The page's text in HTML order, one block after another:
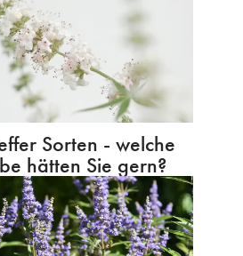
Sorten - welche
hätten Sie gern?